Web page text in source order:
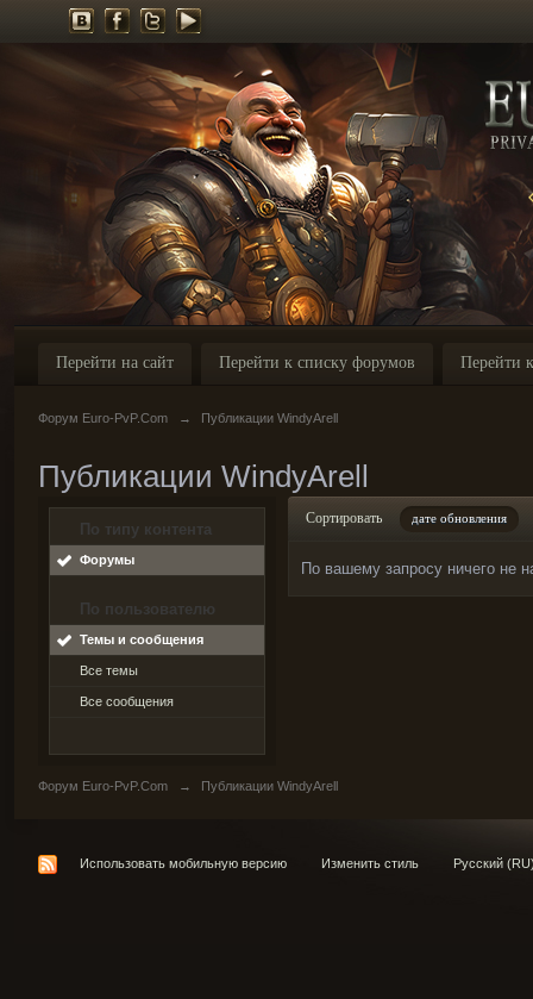
Перейти на сайт Перейти к списку форумов Перейти
Форум Euro-PvP.Com → Публикации WindyArell
Публикации WindyArell
По типу контента
Форумы
По пользователю
Темы и сообщения
Все темы
Все сообщения
Сортировать дате обновления
По вашему запросу ничего не
Форум Euro-PvP.Com → Публикации WindyArell
Использовать мобильную версию Изменить стиль Русский